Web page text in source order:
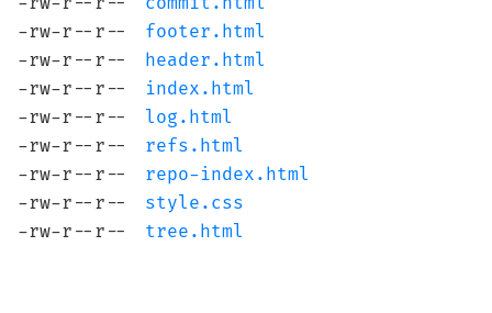
-rw-r--r--
footer.html
-rw-r--r--
header.html
-rw-r--r--
index.html
-rw-r--r--
log.html
-rw-r--r--
refs.html
-rw-r--r--
repo-index.html
-rw-r--r--
style.css
-rw-r--r--
tree.html